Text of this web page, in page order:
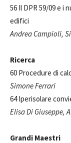
56 Il DPR 59/09 e i
edifici
Andrea Campioli,
Ricerca
60 Procedure di
Simone Ferrari
64 Iperisolare
Elisa Di Giuseppe,
Grandi Maestri